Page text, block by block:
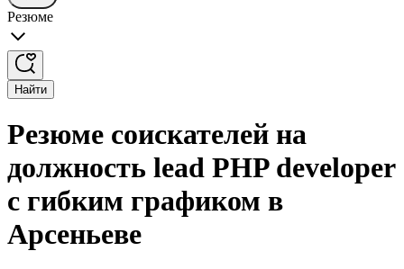
Резюме
Найти
Резюме соискателей на
должность lead PHP developer
с гибким графиком в
Арсеньеве